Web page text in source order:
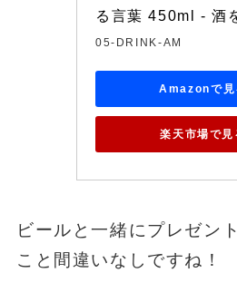
る言葉 450ml - 酒
05-DRINK-AM
Amazonで見
楽天市場で見
ビールと一緒にプレゼン
こと間違いなしですね！